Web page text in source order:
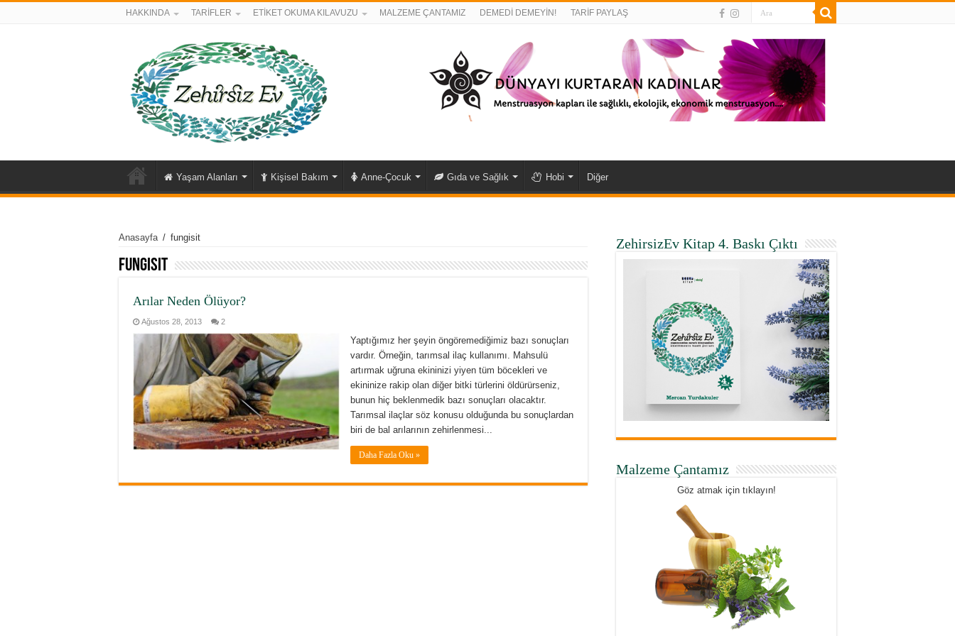
HAKKINDA TARİFLER ETİKET OKUMA KILAVUZU MALZEME ÇANTAMIZ DEMEDİ DEMEYİN! TARİF PAYLAŞ
Yaşam Alanları Kişisel Bakım Anne-Çocuk Gıda ve Sağlık Hobi Diğer
Anasayfa / fungisit
fungisit
Arılar Neden Ölüyor?
Ağustos 28, 2013 2
Yaptığımız her şeyin öngöremediğimiz bazı sonuçları
vardır. Örneğin, tarımsal ilaç kullanımı. Mahsulü
artırmak uğruna ekininizi yiyen tüm böcekleri ve
ekininize rakip olan diğer bitki türlerini öldürürseniz,
bunun hiç beklenmedik bazı sonuçları olacaktır.
Tarımsal ilaçlar söz konusu olduğunda bu sonuçlardan
biri de bal arılarının zehirlenmesi...
Daha Fazla Oku »
ZehirsizEv Kitap 4. Baskı Çıktı
Malzeme Çantamız
Göz atmak için tıklayın!